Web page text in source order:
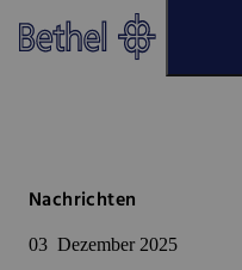
Zum Hauptinhalt springen
Zur Fußzeile springen
Nachrichten
03 Dezember 2025